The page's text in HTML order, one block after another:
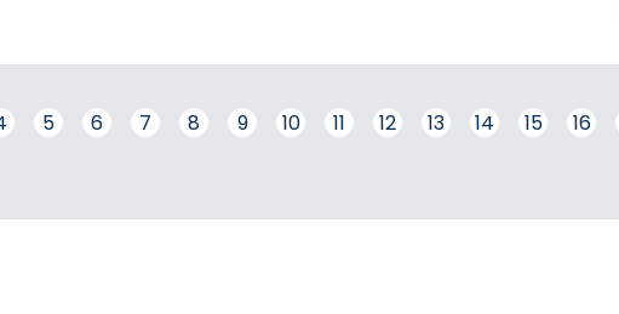
5 6 7 8 9 10 11 12 13 14 15 16